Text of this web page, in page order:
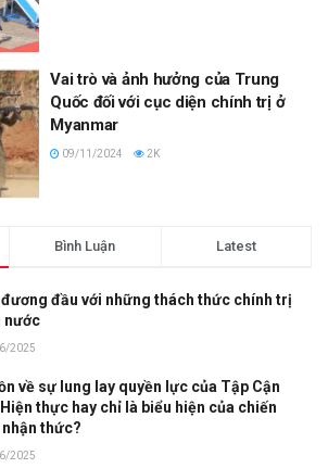
Vai trò và ảnh hưởng của Trung
Quốc đối với cục diện chính trị ở
Myanmar
09/11/2024 2K
Bình Luận Latest
đương đầu với những thách thức chính trị
nước
2025
về sự lung lay quyền lực của Tập Cận
Hiện thực hay chỉ là biểu hiện của chiến
thức?
2025